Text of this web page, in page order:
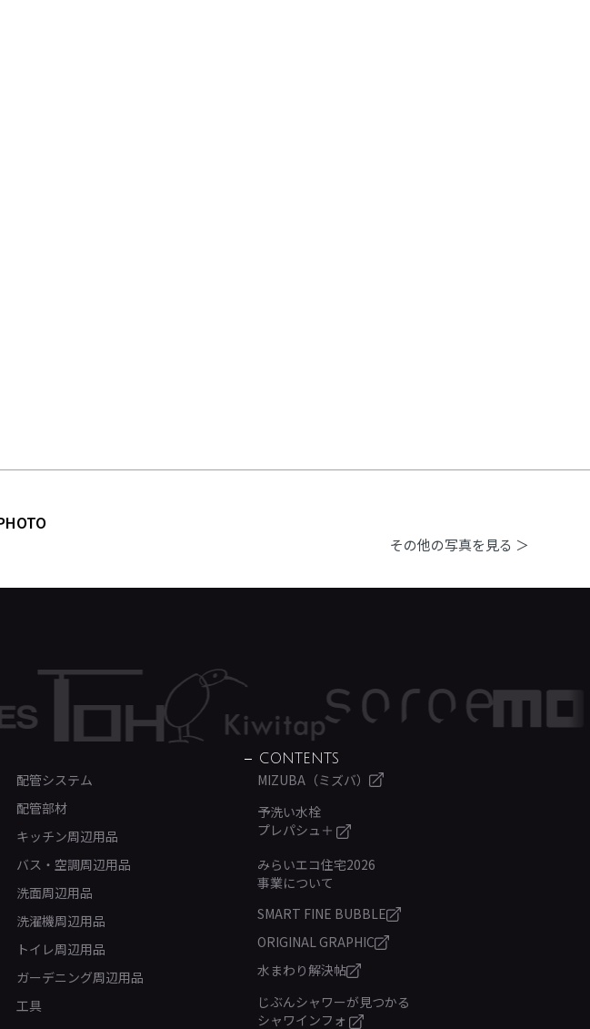
その他の写真を見る ＞
配管システム
配管部材
キッチン周辺用品
バス・空調周辺用品
洗面周辺用品
洗濯機周辺用品
トイレ周辺用品
ガーデニング周辺用品
工具
CONTENTS
MIZUBA（ミズバ）
予洗い水栓
プレパシュ＋
みらいエコ住宅2026
事業について
SMART FINE BUBBLE
ORIGINAL GRAPHIC
水まわり解決帖
じぶんシャワーが見つかる
シャワインフォ